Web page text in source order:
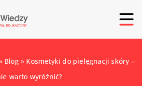
Blog» Kosmetyki do pielęgnacji skóry –
warto wyróżnić?